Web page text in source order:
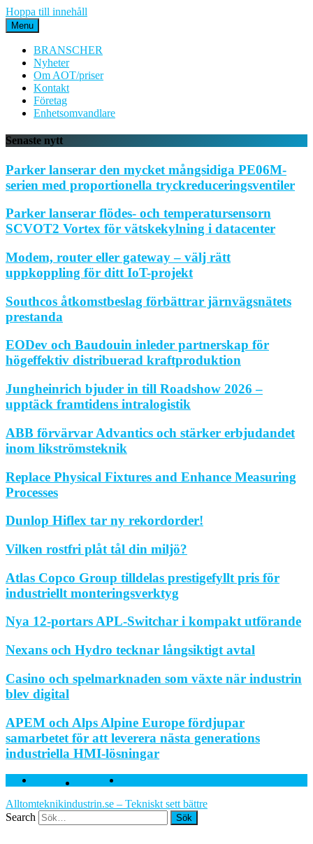
Hoppa till innehåll
Menu
BRANSCHER
Nyheter
Om AOT/priser
Kontakt
Företag
Enhetsomvandlare
Senaste nytt
Parker lanserar den mycket mångsidiga PE06M-
serien med proportionella tryckreduceringsventiler
Parker lanserar flödes- och temperatursensorn
SCVOT2 Vortex för vätskekylning i datacenter
Modem, router eller gateway – välj rätt
uppkoppling för ditt IoT-projekt
Southcos åtkomstbeslag förbättrar järnvägsnätets
prestanda
EODev och Baudouin inleder partnerskap för
högeffektiv distribuerad kraftproduktion
Jungheinrich bjuder in till Roadshow 2026 –
upptäck framtidens intralogistik
ABB förvärvar Advantics och stärker erbjudandet
inom likströmsteknik
Replace Physical Fixtures and Enhance Measuring
Processes
Dunlop Hiflex tar ny rekordorder!
Vilken rostfri plåt tål din miljö?
Atlas Copco Group tilldelas prestigefyllt pris för
industriellt monteringsverktyg
Nya 12-portars APL-Switchar i kompakt utförande
Nexans och Hydro tecknar långsiktigt avtal
Casino och spelmarknaden som växte när industrin
blev digital
APEM och Alps Alpine Europe fördjupar
samarbetet för att leverera nästa generations
industriella HMI-lösningar
Facebook Twitter
Alltomteknikindustrin.se – Tekniskt sett bättre
Search